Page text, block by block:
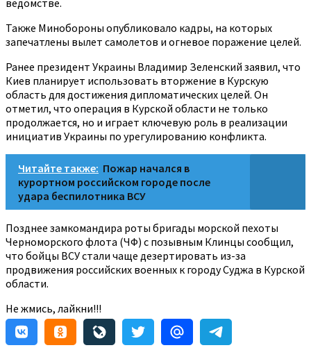
ведомстве.
Также Минобороны опубликовало кадры, на которых
запечатлены вылет самолетов и огневое поражение целей.
Ранее президент Украины Владимир Зеленский заявил, что
Киев планирует использовать вторжение в Курскую
область для достижения дипломатических целей. Он
отметил, что операция в Курской области не только
продолжается, но и играет ключевую роль в реализации
инициатив Украины по урегулированию конфликта.
Читайте также: Пожар начался в
курортном российском городе после
удара беспилотника ВСУ
Позднее замкомандира роты бригады морской пехоты
Черноморского флота (ЧФ) с позывным Клинцы сообщил,
что бойцы ВСУ стали чаще дезертировать из-за
продвижения российских военных к городу Суджа в Курской
области.
Не жмись, лайкни!!!